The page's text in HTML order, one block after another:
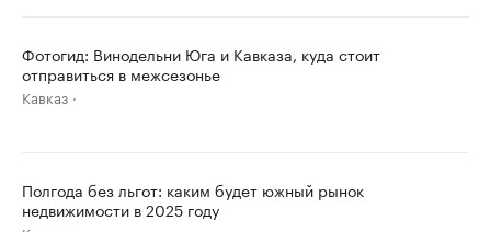
Фотогид: Винодельни Юга и Кавказа, куда стоит
отправиться в межсезонье
Кавказ
Полгода без льгот: каким будет южный рынок
недвижимости в 2025 году